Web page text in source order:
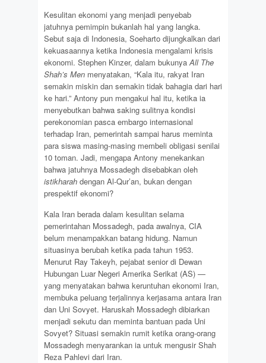
Kesulitan ekonomi yang menjadi penyebab
jatuhnya pemimpin bukanlah hal yang langka.
Sebut saja di Indonesia, Soeharto dijungkalkan dari
kekuasaannya ketika Indonesia mengalami krisis
ekonomi. Stephen Kinzer, dalam bukunya All The
Shah’s Men menyatakan, “Kala itu, rakyat Iran
semakin miskin dan semakin tidak bahagia dari hari
ke hari.” Antony pun mengakui hal itu, ketika ia
menyebutkan bahwa saking sulitnya kondisi
perekonomian pasca embargo internasional
terhadap Iran, pemerintah sampai harus meminta
para siswa masing-masing membeli obligasi senilai
10 toman. Jadi, mengapa Antony menekankan
bahwa jatuhnya Mossadegh disebabkan oleh
istikharah dengan Al-Qur’an, bukan dengan
prespektif ekonomi?
Kala Iran berada dalam kesulitan selama
pemerintahan Mossadegh, pada awalnya, CIA
belum menampakkan batang hidung. Namun
situasinya berubah ketika pada tahun 1953.
Menurut Ray Takeyh, pejabat senior di Dewan
Hubungan Luar Negeri Amerika Serikat (AS) —
yang menyatakan bahwa keruntuhan ekonomi Iran,
membuka peluang terjalinnya kerjasama antara Iran
dan Uni Sovyet. Haruskah Mossadegh dibiarkan
menjadi sekutu dan meminta bantuan pada Uni
Sovyet? Situasi semakin rumit ketika orang-orang
Mossadegh menyarankan ia untuk mengusir Shah
Reza Pahlevi dari Iran.